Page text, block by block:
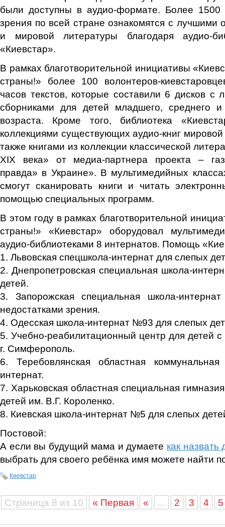
были доступны в аудио-формате. Более 1500
зрения по всей стране ознакомятся с лучшими
и мировой литературы благодаря аудио-
«Киевстар».
В рамках благотворительной инициативы
страны!» более 100 волонтеров-
часов текстов, которые составили 6 дисков с
сборниками для детей младшего, среднего и
возраста. Кроме того, библиотека
коллекциями существующих аудио-книг мировой
также книгами из коллекции классической
XIX века» от медиа-партнера проекта –
правда» в Украине». В мультимедийных
смогут сканировать книги и читать
помощью специальных программ.
В этом году в рамках благотворительной
страны!» «Киевстар» оборудовал
аудио-библиотеками 8 интернатов. Помощь
1. Львовская спецшкола-интернат для слепых
2. Днепропетровская специальная школа-
детей.
3. Запорожская специальная школа-
недостатками зрения.
4. Одесская школа-интернат №93 для слепых
5. Учебно-реабилитационный центр для детей
г. Симферополь.
6. Теребовлянская областная коммунальная
интернат.
7. Харьковская областная специальная
детей им. В.Г. Короленко.
8. Киевская школа-интернат №5 для слепых
Постовой:
А если вы будущий мама и думаете как назвать
выбрать для своего ребёнка имя можете найти
Киевстар
Страница 8 из 10 « Первая « ... 2 3 4 5